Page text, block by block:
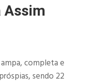
Assim
completa e
sendo 22